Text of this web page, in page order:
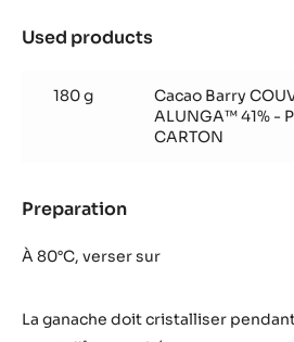
Used products
Alunga&trade;
180 g
Cacao Barry
ALUNGA™ 41% -
CARTON
Preparation
Alunga&trade;
À 80°C, verser sur
La ganache doit cristalliser